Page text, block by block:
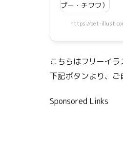
https://pet-
こちらはフリーイラ
下記ボタンより、ご
Sponsored Links